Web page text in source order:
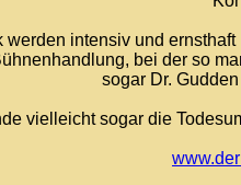
werden intensiv und
bei der so
sogar Dr.
vielleicht sogar die